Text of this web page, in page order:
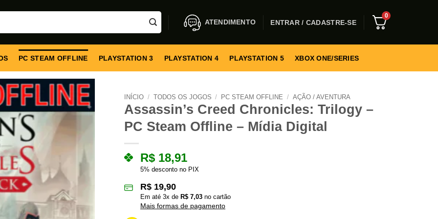
ATENDIMENTO ENTRAR / CADASTRE-SE
0
PC STEAM OFFLINE PLAYSTATION 3 PLAYSTATION 4 PLAYSTATION 5 XBOX ONE/SERIES
INÍCIO / TODOS OS JOGOS / PC STEAM OFFLINE / AÇÃO / AVENTURA
Assassin’s Creed Chronicles: Trilogy –
PC Steam Offline – Mídia Digital
R$ 18,91
5% desconto no PIX
R$ 19,90
Em até 3x de R$ 7,03 no cartão
Mais formas de pagamento